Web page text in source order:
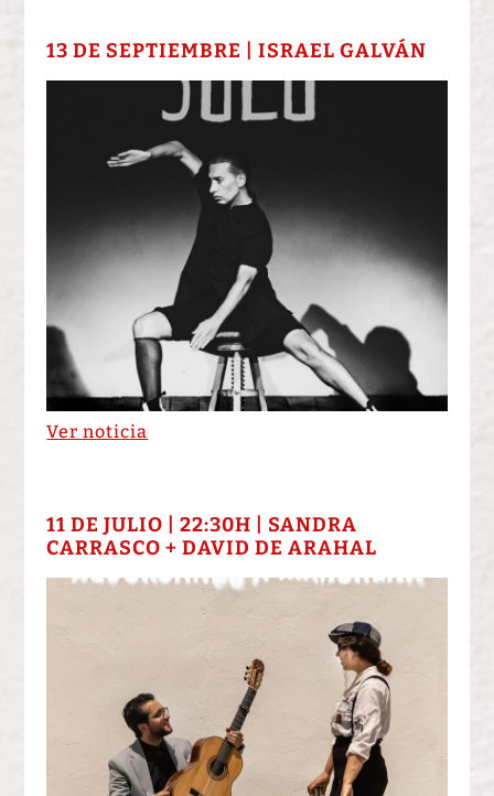
13 DE SEPTIEMBRE | ISRAEL GALVÁN
Ver noticia
11 DE JULIO | 22:30H | SANDRA
CARRASCO + DAVID DE ARAHAL